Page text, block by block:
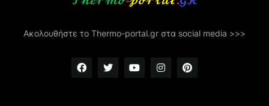
Ακολουθήστε το Thermo-portal.gr στα social media >>>